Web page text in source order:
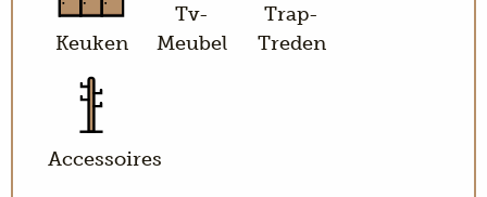
Keuken
Tv-
Meubel
Trap-
Treden
Accessoires